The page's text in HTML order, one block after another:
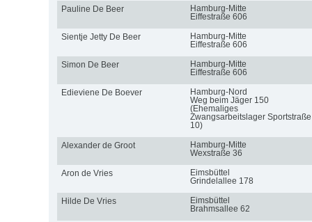
Pauline De Beer
Hamburg-Mitte
Eiffestraße 606
Sientje Jetty De Beer
Hamburg-Mitte
Eiffestraße 606
Simon De Beer
Hamburg-Mitte
Eiffestraße 606
Edieviene De Boever
Hamburg-Nord
Weg beim Jäger 150
(Ehemaliges
Zwangsarbeitslager Sportstraße
10)
Alexander de Groot
Hamburg-Mitte
Wexstraße 36
Aron de Vries
Eimsbüttel
Grindelallee 178
Hilde De Vries
Eimsbüttel
Brahmsallee 62